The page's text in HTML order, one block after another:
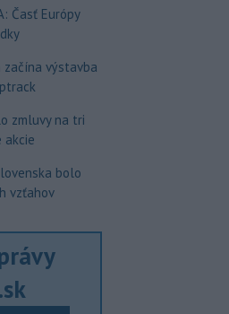
Časť Európy
začína výstavba
zmluvy na tri
akcie
bolo
vzťahov